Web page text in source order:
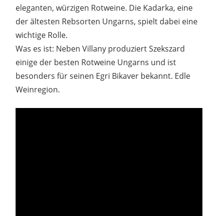
eleganten, würzigen Rotweine. Die Kadarka, eine
der ältesten Rebsorten Ungarns, spielt dabei eine
wichtige Rolle.
Was es ist: Neben Villany produziert Szekszard
einige der besten Rotweine Ungarns und ist
besonders für seinen Egri Bikaver bekannt. Edle
Weinregion.